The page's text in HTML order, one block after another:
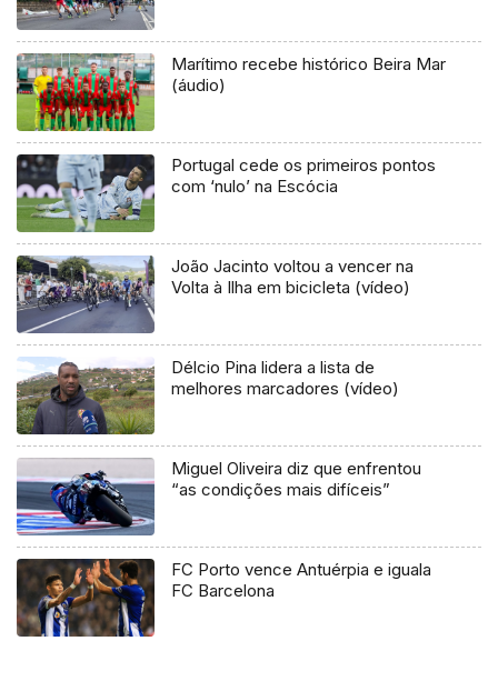
Marítimo recebe histórico Beira Mar
(áudio)
Portugal cede os primeiros pontos
com ‘nulo’ na Escócia
João Jacinto voltou a vencer na
Volta à Ilha em bicicleta (vídeo)
Délcio Pina lidera a lista de
melhores marcadores (vídeo)
Miguel Oliveira diz que enfrentou
“as condições mais difíceis”
FC Porto vence Antuérpia e iguala
FC Barcelona